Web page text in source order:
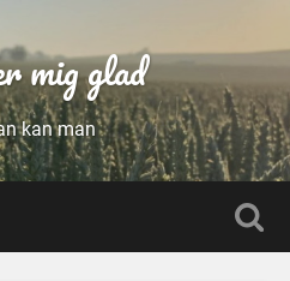
mig glad
kan man